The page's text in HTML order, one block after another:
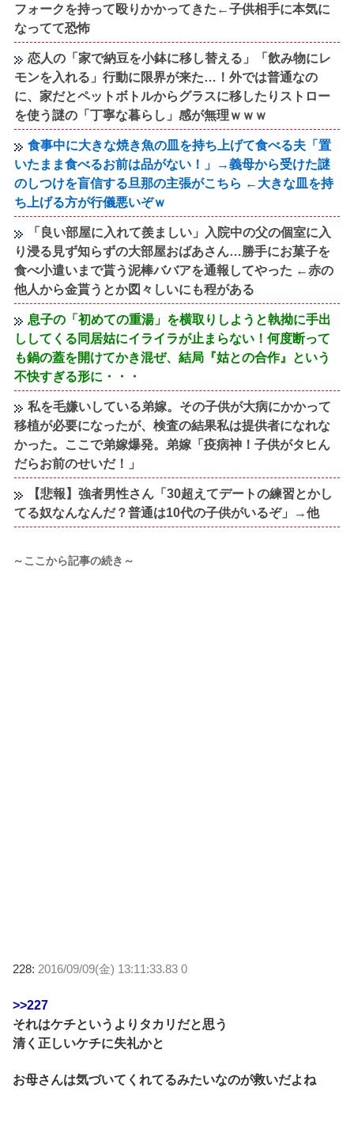
フォークを持って殴りかかってきた←子供相手に本気に
なってて恐怖
恋人の「家で納豆を小鉢に移し替える」「飲み物にレ
モンを入れる」行動に限界が来た…！外では普通なの
に、家だとペットボトルからグラスに移したりストロー
を使う謎の「丁寧な暮らし」感が無理ｗｗｗ
食事中に大きな焼き魚の皿を持ち上げて食べる夫「置
いたまま食べるお前は品がない！」→義母から受けた謎
のしつけを盲信する旦那の主張がこちら ←大きな皿を持
ち上げる方が行儀悪いぞｗ
「良い部屋に入れて羨ましい」入院中の父の個室に入
り浸る見ず知らずの大部屋おばあさん…勝手にお菓子を
食べ小遣いまで貰う泥棒ババアを通報してやった ←赤の
他人から金貰うとか図々しいにも程がある
息子の「初めての重湯」を横取りしようと執拗に手出
ししてくる同居姑にイライラが止まらない！何度断って
も鍋の蓋を開けてかき混ぜ、結局『姑との合作』という
不快すぎる形に・・・
私を毛嫌いしている弟嫁。その子供が大病にかかって
移植が必要になったが、検査の結果私は提供者になれな
かった。ここで弟嫁爆発。弟嫁「疫病神！子供がタヒん
だらお前のせいだ！」
【悲報】強者男性さん「30超えてデートの練習とかし
てる奴なんなんだ？普通は10代の子供がいるぞ」→他
～ここから記事の続き～
228: 2016/09/09(金) 13:11:33.83 0
>>227
それはケチというよりタカリだと思う
清く正しいケチに失礼かと
お母さんは気づいてくれてるみたいなのが救いだよね